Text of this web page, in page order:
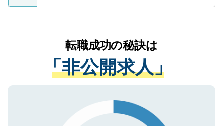
ているすべての個人データはご本人の許可
は、個人情報の取り扱いについての厳密な
管理基準を満たした事業者のみに付与され
る、プライバシーマークを取得済みです。
ご登録いただいた個人情報は、SSL（デー
で、機密保持に関してもご安心ください。
かがいして、現在の医療機関の状況や紹介
経験をまじえながら、適切なアドバイスを
させていただきます。すぐにご転職をされ
ない方には、長期的なサポートが可能です
ので、まずはご登録ください。
転職成功の秘訣は
「非公開求人」